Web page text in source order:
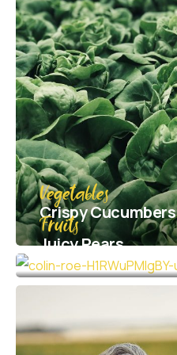
Vegetables
Crispy Сucumbers
Fruits
Juicy Pears